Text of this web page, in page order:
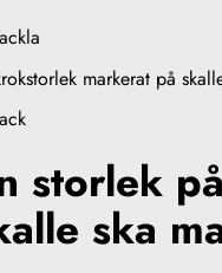
markerat på
storlek på
ska